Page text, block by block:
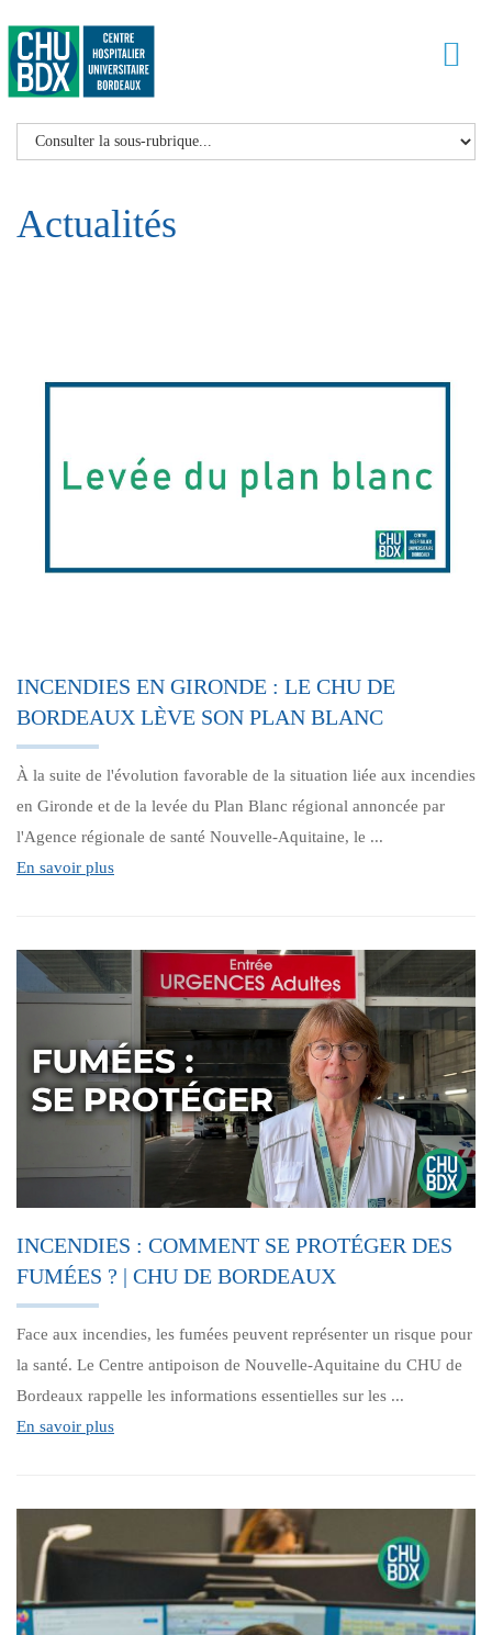
Actualités
INCENDIES EN GIRONDE : LE CHU DE
BORDEAUX LÈVE SON PLAN BLANC
À la suite de l'évolution favorable de la situation liée aux incendies
en Gironde et de la levée du Plan Blanc régional annoncée par
l'Agence régionale de santé Nouvelle-Aquitaine, le ...
En savoir plus
INCENDIES : COMMENT SE PROTÉGER DES
FUMÉES ? | CHU DE BORDEAUX
Face aux incendies, les fumées peuvent représenter un risque pour
la santé. Le Centre antipoison de Nouvelle-Aquitaine du CHU de
Bordeaux rappelle les informations essentielles sur les ...
En savoir plus